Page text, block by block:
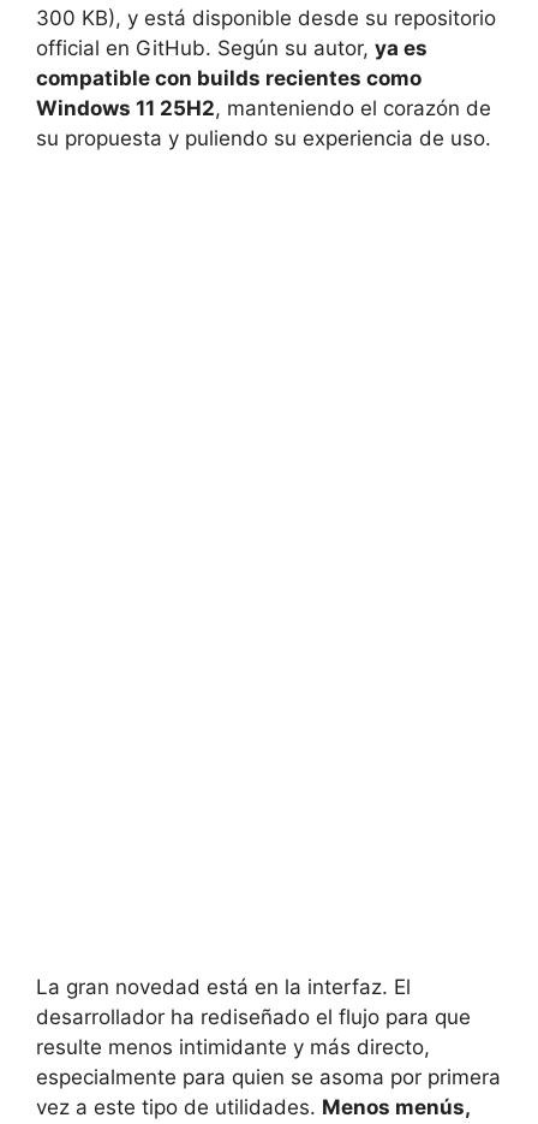
300 KB), y está disponible desde su repositorio
official en GitHub. Según su autor, ya es
compatible con builds recientes como
Windows 11 25H2, manteniendo el corazón de
su propuesta y puliendo su experiencia de uso.
La gran novedad está en la interfaz. El
desarrollador ha rediseñado el flujo para que
resulte menos intimidante y más directo,
especialmente para quien se asoma por primera
vez a este tipo de utilidades. Menos menús,